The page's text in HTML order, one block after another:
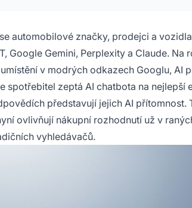
automobilové značky, prodejci a
Google Gemini, Perplexity a Claude. Na
v modrých odkazech Googlu, AI
zeptá AI chatbota na nejlepší
představují jejich AI přítomnost.
ovlivňují nákupní rozhodnutí už v
vyhledávačů.